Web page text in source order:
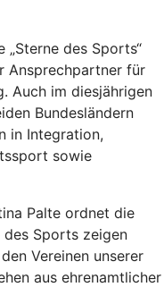
des Sports“
Ansprechpartner für
Auch im diesjährigen
Bundesländern
in Integration,
sowie
Palte ordnet die
des Sports zeigen
Vereinen unserer
aus ehrenamtlicher